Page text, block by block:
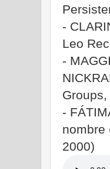
-
Leo
-
-
nombre
2000)